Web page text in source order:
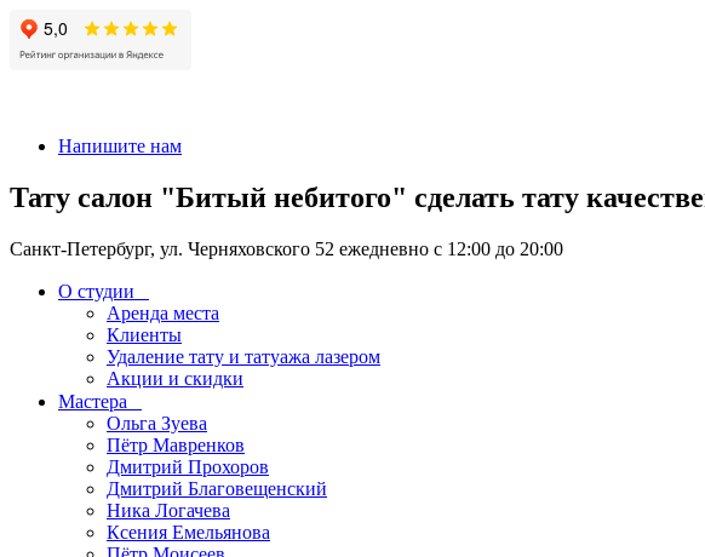
Напишите нам
Тату салон "Битый небитого" сделать тату
Санкт-Петербург, ул. Черняховского 52 ежедневно с 12:00 до 20:00
О студии
Аренда места
Клиенты
Удаление тату и татуажа лазером
Акции и скидки
Мастера
Ольга Зуева
Пётр Мавренков
Дмитрий Прохоров
Дмитрий Благовещенский
Ника Логачева
Ксения Емельянова